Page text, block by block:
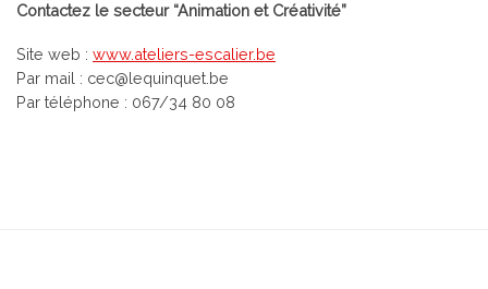
Contactez le secteur “Animation et Créativité”
Site web : www.ateliers-escalier.be
Par mail : cec@lequinquet.be
Par téléphone : 067/34 80 08